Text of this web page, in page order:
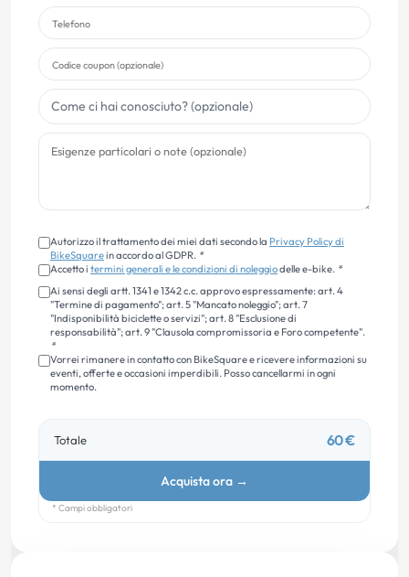
Autorizzo il trattamento dei miei dati secondo la Privacy Policy di
BikeSquarein accordo al GDPR. *
Accetto i termini generali e le condizioni di noleggiodelle e-bike. *
Ai sensi degli artt. 1341 e 1342 c.c. approvo espressamente: art. 4
"Termine di pagamento"; art. 5 "Mancato noleggio"; art. 7
"Indisponibilità biciclette o servizi"; art. 8 "Esclusione di
responsabilità"; art. 9 "Clausola compromissoria e Foro competente".
*
Vorrei rimanere in contatto con BikeSquare e ricevere informazioni su
eventi, offerte e occasioni imperdibili. Posso cancellarmi in ogni
momento.
Totale 60 €
Acquista ora →
* Campi obbligatori